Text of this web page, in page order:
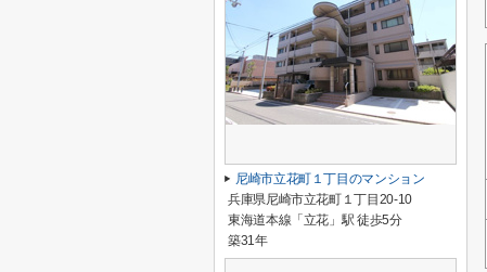
尼崎市立花町１丁目のマンション
兵庫県尼崎市立花町１丁目20-10
東海道本線「立花」駅 徒歩5分
築31年